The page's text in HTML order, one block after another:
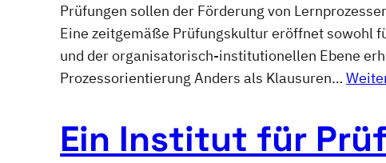
Prüfungen sollen der Förderung von
Eine zeitgemäße Prüfungskultur eröffnet sowohl
und der organisatorisch-institutionellen Ebene
Prozessorientierung Anders als Klausuren…
Ein Institut für